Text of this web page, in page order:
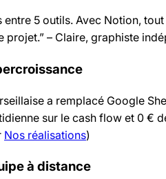
entre 5 outils. Avec Notion,
projet.” – Claire, graphiste
a remplacé Google
sur le cash flow et 0 €
Nos réalisations)
à distance